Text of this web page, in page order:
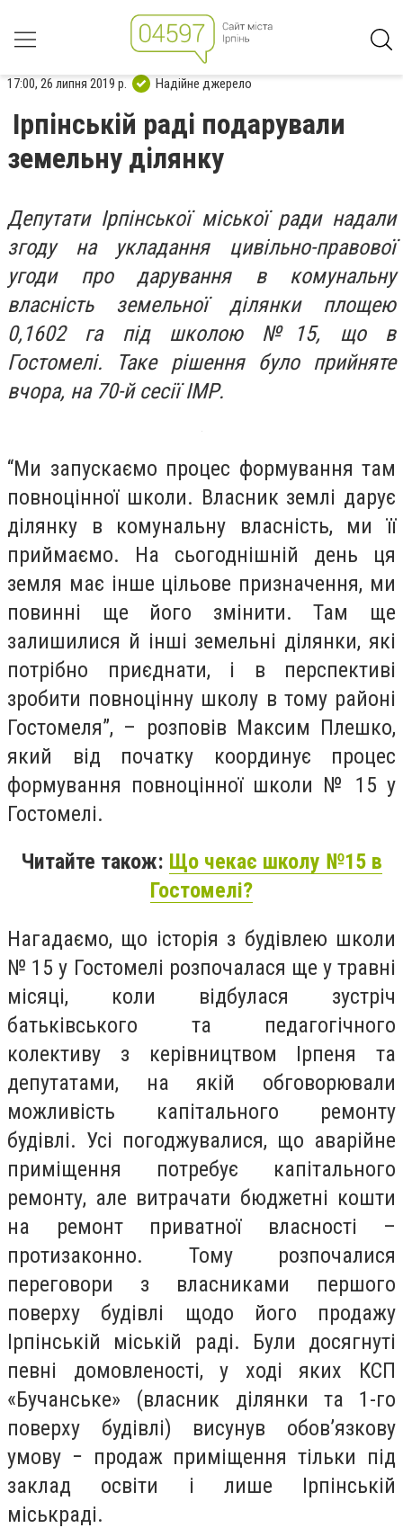
17:00, 26 липня 2019 р. Надійне джерело
Ірпінській раді подарували
земельну ділянку
Депутати Ірпінської міської ради надали
згоду на укладання цивільно-правової
угоди про дарування в комунальну
власність земельної ділянки площею
0,1602 га під школою №15, що в
Гостомелі. Таке рішення було прийняте
вчора, на 70-й сесії ІМР.
“Ми запускаємо процес формування там
повноцінної школи. Власник землі дарує
ділянку в комунальну власність, ми її
приймаємо. На сьогоднішній день ця
земля має інше цільове призначення, ми
повинні ще його змінити. Там ще
залишилися й інші земельні ділянки, які
потрібно приєднати, і в перспективі
зробити повноцінну школу в тому районі
Гостомеля”, – розповів Максим Плешко,
який від початку координує процес
формування повноцінної школи № 15 у
Гостомелі.
Читайте також: Що чекає школу №15 в
Гостомелі?
Нагадаємо, що історія з будівлею школи
№ 15 у Гостомелі розпочалася ще у травні
місяці, коли відбулася зустріч
батьківського та педагогічного
колективу з керівництвом Ірпеня та
депутатами, на якій обговорювали
можливість капітального ремонту
будівлі. Усі погоджувалися, що аварійне
приміщення потребує капітального
ремонту, але витрачати бюджетні кошти
на ремонт приватної власності –
протизаконно. Тому розпочалися
переговори з власниками першого
поверху будівлі щодо його продажу
Ірпінській міській раді. Були досягнуті
певні домовленості, у ході яких КСП
«Бучанське» (власник ділянки та 1-го
поверху будівлі) висунув обов’язкову
умову − продаж приміщення тільки під
заклад освіти і лише Ірпінській
міськраді.